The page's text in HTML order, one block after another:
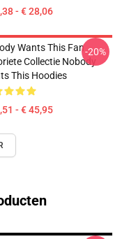
- € 28,06
Wants This Fan
Collectie Nobody
This Hoodies
- € 45,95
-20%